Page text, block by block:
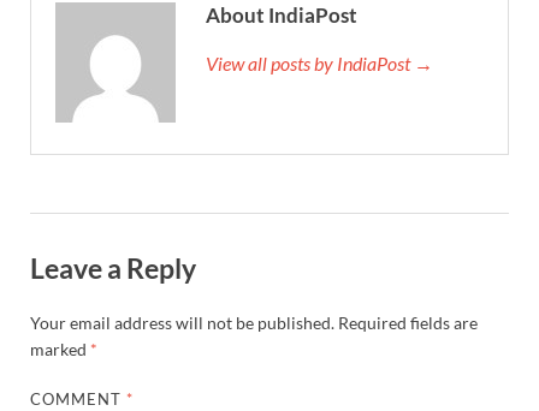
Manrega Protest: मनरेगा कानून को खत्म किए जाने के
UP Kaushal Disha: कौशल दिशा पोर्टल से ग्रामीण युवाओं
Uttarakhand Government News: मुख्यमंत्री पुष्कर
Noida Engineer Case: एसआईटी गठन पर मृतक के पिता
BJP National President Nitin Nabin: निर्विरोध चुने
About IndiaPost
View all posts by IndiaPost →
Leave a Reply
Your email address will not be published. Required fields are
marked *
COMMENT *